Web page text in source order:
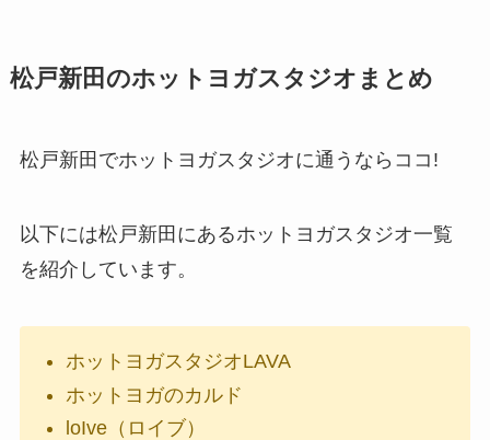
松戸新田のホットヨガスタジオまとめ
松戸新田でホットヨガスタジオに通うならココ!
以下には松戸新田にあるホットヨガスタジオ一覧
を紹介しています。
ホットヨガスタジオLAVA
ホットヨガのカルド
loIve（ロイブ）